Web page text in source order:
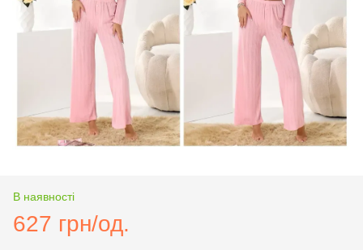
В наявності
627 грн/од.